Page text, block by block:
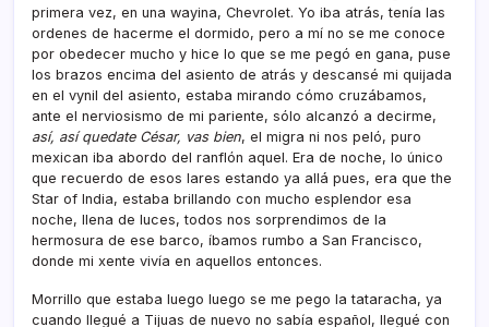
primera vez, en una wayina, Chevrolet. Yo iba atrás, tení­a las
ordenes de hacerme el dormido, pero a mí­ no se me conoce
por obedecer mucho y hice lo que se me pegó en gana, puse
los brazos encima del asiento de atrás y descansé mi quijada
en el vynil del asiento, estaba mirando cómo cruzábamos,
ante el nerviosismo de mi pariente, sólo alcanzó a decirme,
así­, así­ quedate César, vas bien, el migra ni nos peló, puro
mexican iba abordo del ranflón aquel. Era de noche, lo único
que recuerdo de esos lares estando ya allá pues, era que the
Star of India, estaba brillando con mucho esplendor esa
noche, llena de luces, todos nos sorprendimos de la
hermosura de ese barco, í­bamos rumbo a San Francisco,
donde mi xente viví­a en aquellos entonces.
Morrillo que estaba luego luego se me pego la tataracha, ya
cuando llegué a Tijuas de nuevo no sabí­a español, llegué con